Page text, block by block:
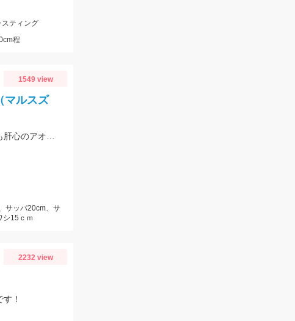
ティング
程
1549 view
マルスズ
サッパ20cm、サ
シ15ｃｍ
2232 view
！